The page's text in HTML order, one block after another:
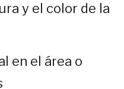
y el color de la
en el área o